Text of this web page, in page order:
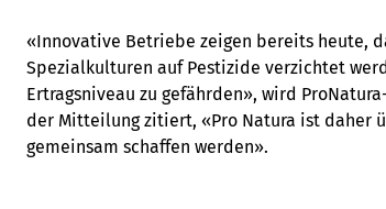
«Innovative Betriebe zeigen bereits heute,
Spezialkulturen auf Pestizide verzichtet
Ertragsniveau zu gefährden», wird
der Mitteilung zitiert, «Pro Natura ist daher
gemeinsam schaffen werden».